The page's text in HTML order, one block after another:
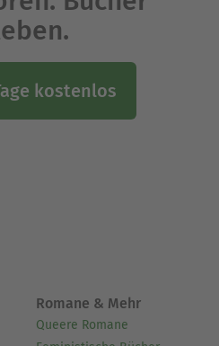
kostenlos
Romane & Mehr
Queere Romane